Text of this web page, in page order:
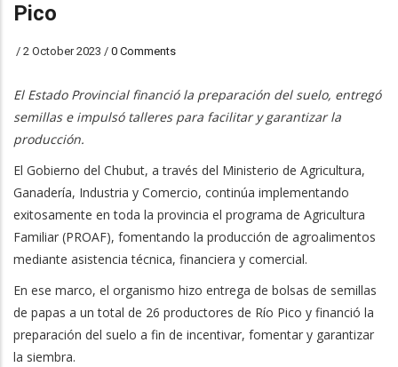
Pico
/ 2 October 2023 / 0 Comments
El Estado Provincial financió la preparación del suelo, entregó
semillas e impulsó talleres para facilitar y garantizar la
producción.
El Gobierno del Chubut, a través del Ministerio de Agricultura,
Ganadería, Industria y Comercio, continúa implementando
exitosamente en toda la provincia el programa de Agricultura
Familiar (PROAF), fomentando la producción de agroalimentos
mediante asistencia técnica, financiera y comercial.
En ese marco, el organismo hizo entrega de bolsas de semillas
de papas a un total de 26 productores de Río Pico y financió la
preparación del suelo a fin de incentivar, fomentar y garantizar
la siembra.